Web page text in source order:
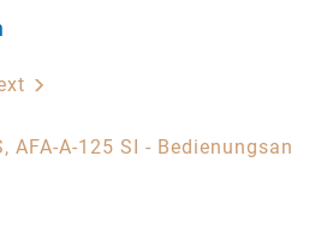
AFA-A-125 SI -